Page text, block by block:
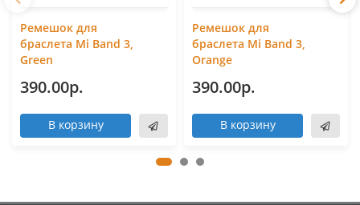
Ремешок для
браслета Mi Band 3,
Green
390.00р.
В корзину
Ремешок для
браслета Mi Band 3,
Orange
390.00р.
В корзину